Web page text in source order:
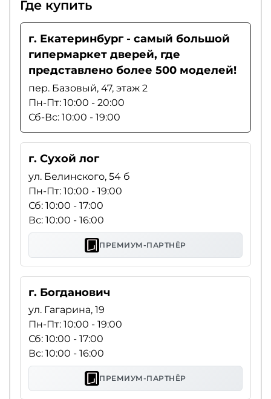
Где купить
г. Екатеринбург - самый большой
гипермаркет дверей, где
представлено более 500 моделей!
пер. Базовый, 47, этаж 2
Пн-Пт: 10:00 - 20:00
Сб-Вс: 10:00 - 19:00
г. Сухой лог
ул. Белинского, 54 б
Пн-Пт: 10:00 - 19:00
Сб: 10:00 - 17:00
Вс: 10:00 - 16:00
ПРЕМИУМ-ПАРТНЁР
г. Богданович
ул. Гагарина, 19
Пн-Пт: 10:00 - 19:00
Сб: 10:00 - 17:00
Вс: 10:00 - 16:00
ПРЕМИУМ-ПАРТНЁР